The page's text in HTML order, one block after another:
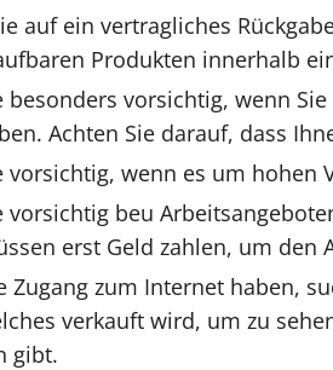
auf ein vertragliches
Produkten innerhalb
besonders vorsichtig, wenn
Achten Sie darauf, dass
vorsichtig, wenn es um hohen
vorsichtig beu
erst Geld zahlen, um den
Zugang zum Internet haben,
verkauft wird, um zu
gibt.